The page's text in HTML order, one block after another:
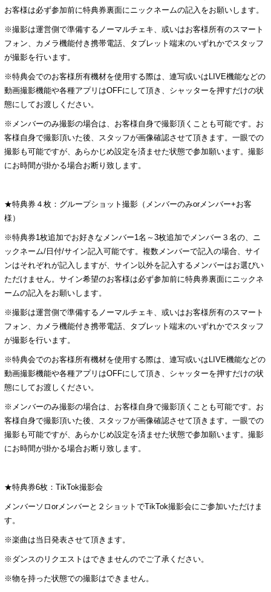
お客様は必ず参加前に特典券裏面にニックネームの記入をお願いします。
※撮影は運営側で準備するノーマルチェキ、或いはお客様所有のスマート
フォン、カメラ機能付き携帯電話、タブレット端末のいずれかでスタッフ
が撮影を行います。
※特典会でのお客様所有機材を使用する際は、連写或いはLIVE機能などの
動画撮影機能や各種アプリはOFFにして頂き、シャッターを押すだけの状
態にしてお渡しください。
※メンバーのみ撮影の場合は、お客様自身で撮影頂くことも可能です。お
客様自身で撮影頂いた後、スタッフが画像確認させて頂きます。一眼での
撮影も可能ですが、あらかじめ設定を済ませた状態で参加願います。撮影
にお時間が掛かる場合お断り致します。
★特典券４枚：グループショット撮影（メンバーのみorメンバー+お客
様）
※特典券1枚追加でお好きなメンバー1名～3枚追加でメンバー３名の、ニ
ックネーム/日付/サイン記入可能です。複数メンバーで記入の場合、サイ
ンはそれぞれが記入しますが、サイン以外を記入するメンバーはお選びい
ただけません。サイン希望のお客様は必ず参加前に特典券裏面にニックネ
ームの記入をお願いします。
※撮影は運営側で準備するノーマルチェキ、或いはお客様所有のスマート
フォン、カメラ機能付き携帯電話、タブレット端末のいずれかでスタッフ
が撮影を行います。
※特典会でのお客様所有機材を使用する際は、連写或いはLIVE機能などの
動画撮影機能や各種アプリはOFFにして頂き、シャッターを押すだけの状
態にしてお渡しください。
※メンバーのみ撮影の場合は、お客様自身で撮影頂くことも可能です。お
客様自身で撮影頂いた後、スタッフが画像確認させて頂きます。一眼での
撮影も可能ですが、あらかじめ設定を済ませた状態で参加願います。撮影
にお時間が掛かる場合お断り致します。
★特典券6枚：TikTok撮影会
メンバーソロorメンバーと２ショットでTikTok撮影会にご参加いただけま
す。
※楽曲は当日発表させて頂きます。
※ダンスのリクエストはできませんのでご了承ください。
※物を持った状態での撮影はできません。